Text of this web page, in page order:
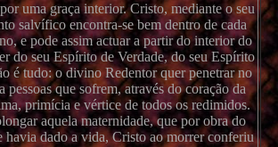
uma graça interior. Cristo, mediante o seu
salvífico encontra-se bem dentro de cada
e pode assim actuar a partir do interior do
do seu Espírito de Verdade, do seu Espírito
é tudo: o divino Redentor quer penetrar no
pessoas que sofrem, através do coração da
primícia e vértice de todos os redimidos.
aquela maternidade, que por obra do
havia dado a vida, Cristo ao morrer conferiu